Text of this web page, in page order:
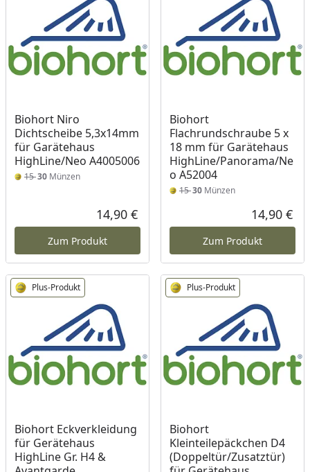
Biohort Niro
Dichtscheibe 5,3x14mm
für Garätehaus
HighLine/Neo A4005006
1530 Münzen
Aktueller Preis
14,90 €
Zum Produkt
Biohort
Flachrundschraube 5 x
18 mm für Garätehaus
HighLine/Panorama/Ne
o A52004
1530Münzen
14,90 €
Zum Produkt
Plus-Produkt
Biohort Eckverkleidung
für Gerätehaus
HighLine Gr. H4 &
Plus-Produkt
Biohort
Kleinteilepäckchen D4
(Doppeltür/Zusatztür)